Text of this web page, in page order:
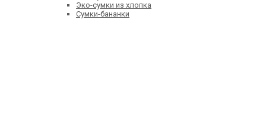
Эко-сумки из хлопка
Сумки-бананки